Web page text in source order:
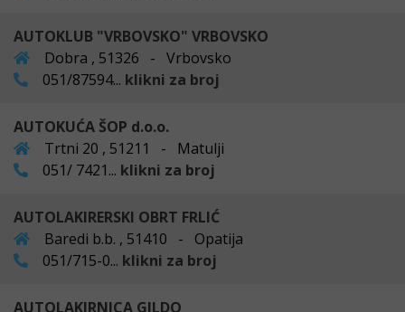
AUTOKLUB "VRBOVSKO" VRBOVSKO
Dobra , 51326 - Vrbovsko
051/87594... klikni za broj
AUTOKUĆA ŠOP d.o.o.
Trtni 20 , 51211 - Matulji
051/ 7421... klikni za broj
AUTOLAKIRERSKI OBRT FRLIĆ
Baredi b.b. , 51410 - Opatija
051/715-0... klikni za broj
AUTOLAKIRNICA GILDO